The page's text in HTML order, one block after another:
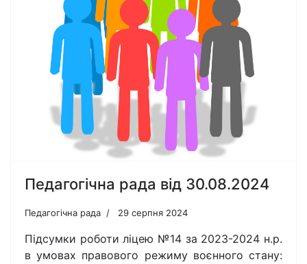
Педагогічна рада від 30.08.2024
Педагогічна рада 29 серпня 2024
Підсумки роботи ліцею №14 за 2023-2024 н.р.
в умовах правового режиму воєнного стану: